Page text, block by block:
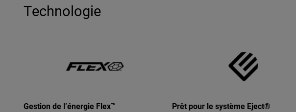
Technologie
Gestion de l’énergie Flex™ Prêt pour le système Eject®